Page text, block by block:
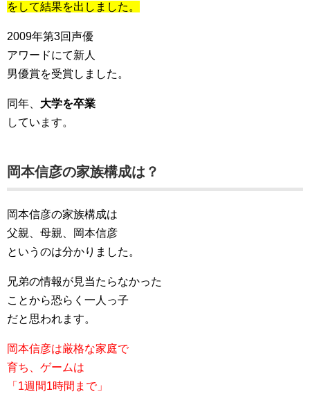
をして結果を出しました。
2009年第3回声優
アワードにて新人
男優賞を受賞しました。
同年、 大学を卒業
しています。
岡本信彦の家族構成は？
岡本信彦の家族構成は
父親、母親、岡本信彦
というのは分かりました。
兄弟の情報が見当たらなかった
ことから恐らく一人っ子
だと思われます。
岡本信彦は厳格な家庭で
育ち、ゲームは
「1週間1時間まで」